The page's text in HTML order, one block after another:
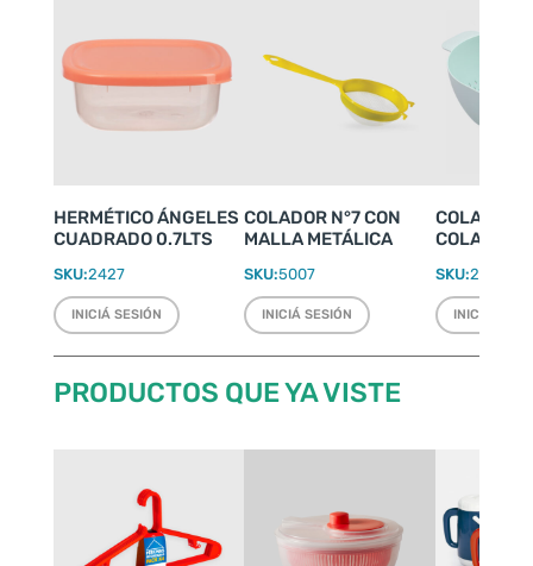
HERMÉTICO ÁNGELES
CUADRADO 0.7LTS
SKU:2427
INICIÁ SESIÓN
COLADOR N°7 CON
MALLA METÁLICA
SKU:5007
INICIÁ SESIÓN
COLADOR
SKU:2053
INICIÁ
PRODUCTOS QUE YA VISTE